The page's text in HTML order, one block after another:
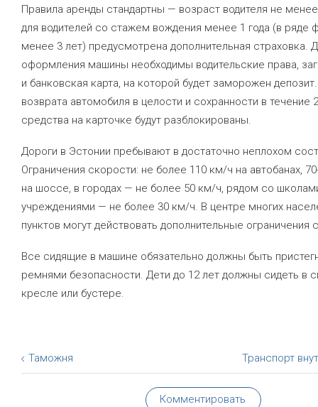
Правила аренды стандартны — возраст водителя не менее
для водителей со стажем вождения менее 1 года (в ряде
менее 3 лет) предусмотрена дополнительная страховка.
оформления машины необходимы водительские права,
и банковская карта, на которой будет заморожен
возврата автомобиля в целости и сохранности в течение
средства на карточке будут разблокированы.
Дороги в Эстонии пребывают в достаточно неплохом
Ограничения скорости: не более 110 км/ч на автобанах,
на шоссе, в городах — не более 50 км/ч, рядом со
учреждениями — не более 30 км/ч. В центре многих
пунктов могут действовать дополнительные ограничения
Все сидящие в машине обязательно должны быть
ремнями безопасности. Дети до 12 лет должны сидеть в
кресле или бустере.
Транспорт
Таможня
Комментировать